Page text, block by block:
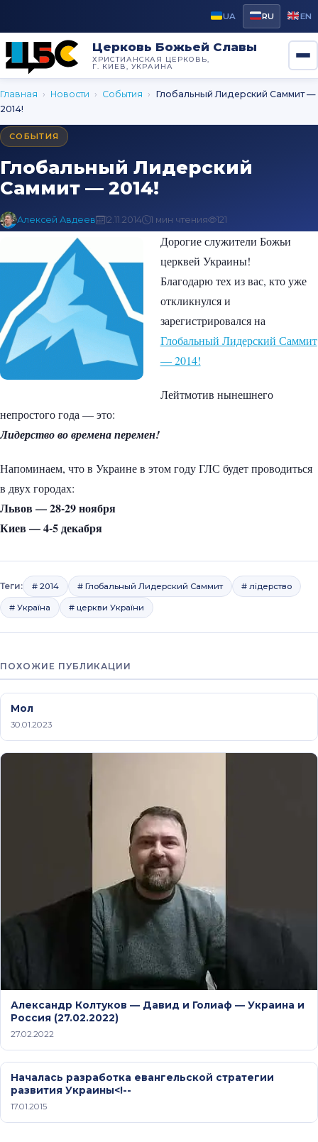
UA RU EN
Церковь Божьей Славы
ХРИСТИАНСКАЯ ЦЕРКОВЬ,
Г. КИЕВ, УКРАИНА
Главная › Новости › Cобытия › Глобальный Лидерский Саммит —
2014!
CОБЫТИЯ
Глобальный Лидерский
Саммит — 2014!
Алексей Авдеев 12.11.2014 1 мин чтения 121
Дорогие служители Божьи
церквей Украины!
Благодарю тех из вас, кто уже
откликнулся и
зарегистрировался на
Глобальный Лидерский Саммит
— 2014!
Лейтмотив нынешнего
непростого года — это:
Лидерство во времена перемен!
Напоминаем, что в Украине в этом году ГЛС будет проводиться
в двух городах:
Львов — 28-29 ноября
Киев — 4-5 декабря
Теги: # 2014 # Глобальный Лидерский Саммит # лідерство
# Україна # церкви України
ПОХОЖИЕ ПУБЛИКАЦИИ
Мол
30.01.2023
Александр Колтуков — Давид и Голиаф — Украина и
Россия (27.02.2022)
27.02.2022
Началась разработка евангельской стратегии
развития Украины<!--
17.01.2015